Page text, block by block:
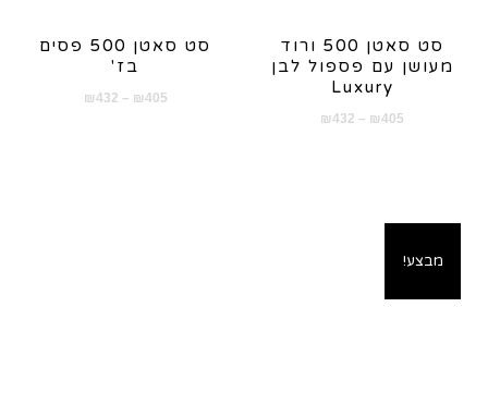
סט סאטן 500 ורוד
מעושן עם פספול לבן
Luxury
₪405
–
₪432
טווח
סט סאטן 500 פסים
בז'
₪405
–
₪432
מבצע!